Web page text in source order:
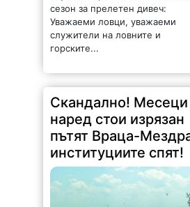
горските...
пътят Враца-Мездра,
институциите спят!